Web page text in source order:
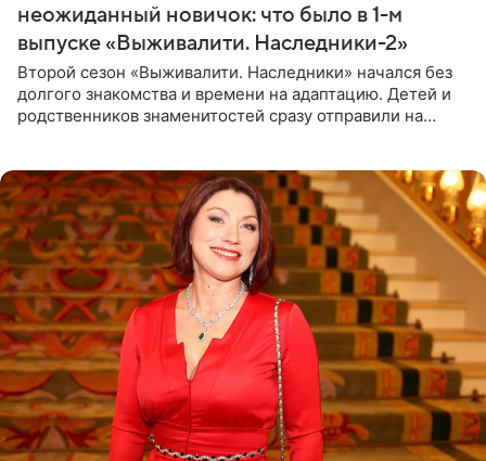
неожиданный новичок: что было в 1-м
выпуске «Выживалити. Наследники-2»
Второй сезон «Выживалити. Наследники» начался без
долгого знакомства и времени на адаптацию. Детей и
родственников знаменитостей сразу отправили на